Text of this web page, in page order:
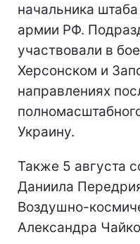
начальника
армии РФ.
участвовали в
Херсонском и
направлениях
Украину.
Также 5 августа
Даниила
Воздушно-
Александра